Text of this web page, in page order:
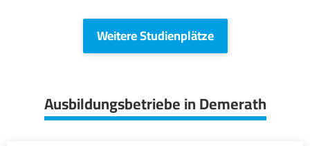
Weitere Studienplätze
Ausbildungsbetriebe in Demerath